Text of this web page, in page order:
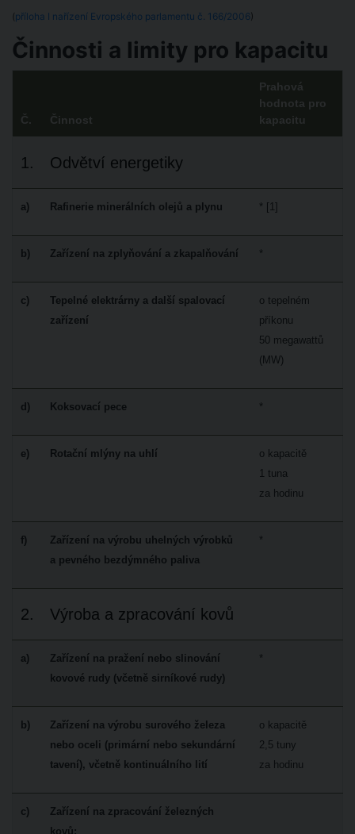
(příloha I nařízení Evropského parlamentu č. 166/2006)
Činnosti a limity pro kapacitu
Č. Činnost
Prahová
hodnota pro
kapacitu
1. Odvětví energetiky
a) Rafinerie minerálních olejů a plynu * [1]
b) Zařízení na zplyňování a zkapalňování *
c)
Tepelné elektrárny a další spalovací
zařízení
o tepelném
příkonu
50 megawattů
(MW)
d) Koksovací pece *
e) Rotační mlýny na uhlí
o kapacitě
1 tuna
za hodinu
f)
Zařízení na výrobu uhelných výrobků
a pevného bezdýmného paliva
*
2. Výroba a zpracování kovů
a)
Zařízení na pražení nebo slinování
kovové rudy (včetně sirníkové rudy)
*
b)
Zařízení na výrobu surového železa
nebo oceli (primární nebo sekundární
tavení), včetně kontinuálního lití
o kapacitě
2,5 tuny
za hodinu
c)
Zařízení na zpracování železných
kovů: